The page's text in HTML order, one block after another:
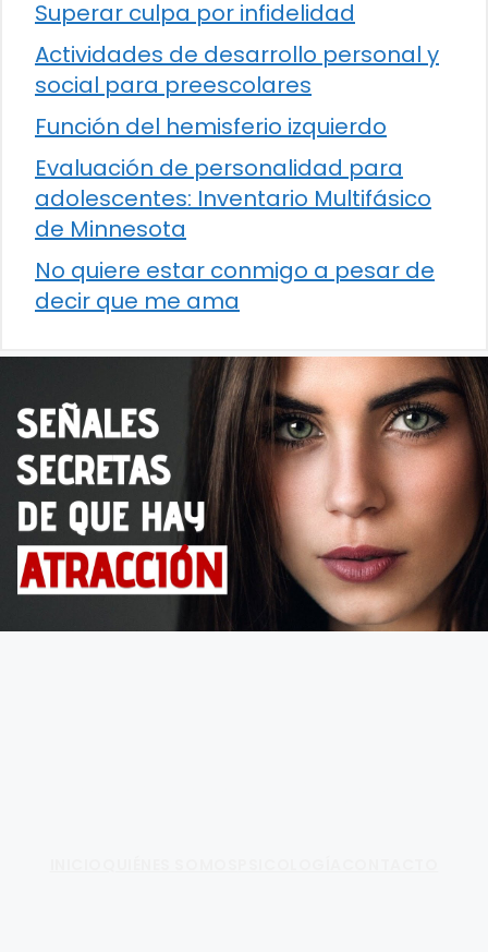
Superar culpa por infidelidad
Actividades de desarrollo personal y
social para preescolares
Función del hemisferio izquierdo
Evaluación de personalidad para
adolescentes: Inventario Multifásico
de Minnesota
No quiere estar conmigo a pesar de
decir que me ama